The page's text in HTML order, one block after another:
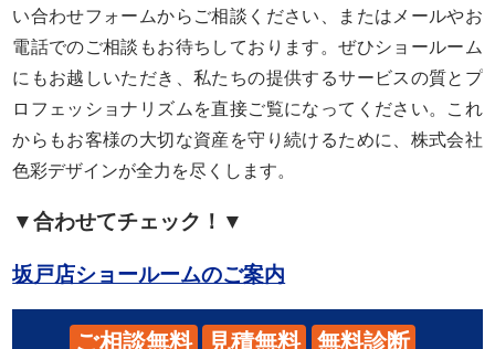
い合わせフォームからご相談ください、またはメールやお
電話でのご相談もお待ちしております。ぜひショールーム
にもお越しいただき、私たちの提供するサービスの質とプ
ロフェッショナリズムを直接ご覧になってください。これ
からもお客様の大切な資産を守り続けるために、株式会社
色彩デザインが全力を尽くします。
▼合わせてチェック！▼
坂戸店ショールームのご案内
ご相談無料 見積無料
無料診断